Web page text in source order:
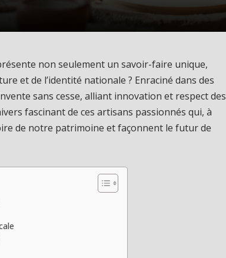
non seulement un savoir-faire unique,
et de l’identité nationale ? Enraciné dans des
sans cesse, alliant innovation et respect des
fascinant de ces artisans passionnés qui, à
de notre patrimoine et façonnent le futur de